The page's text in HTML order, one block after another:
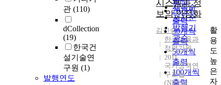
관 (110)
dCollection
(19)
한국건
설기술연
구원 (1)
발행연도
제목순
저자순
발행기
관순
20개씩
출력
30개씩
출력
50개씩
출력
100개씩
출력
시스템과 정
보의 안정화
김진숙
한국교육과
정평가원
2011
국가정책연
구포털
(NKIS)
활
용
도
높
은
자